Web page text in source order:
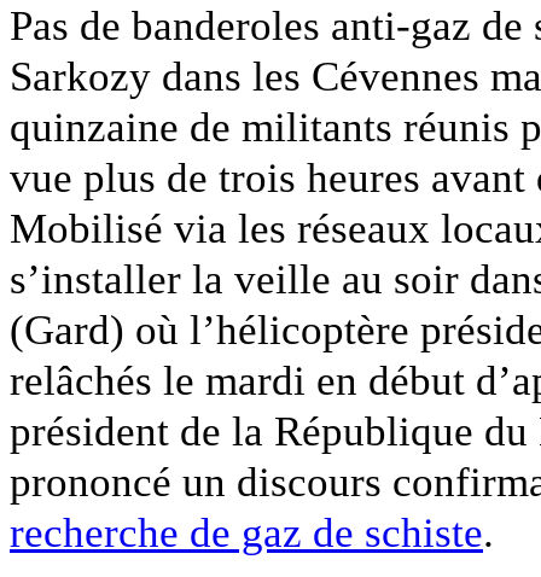
Pas de banderoles anti-gaz
Sarkozy dans les Cévennes
quinzaine de militants réunis
vue plus de trois heures
Mobilisé via les réseaux
s’installer la veille au soir
(Gard) où l’hélicoptère
relâchés le mardi en début
président de la République
prononcé un discours
recherche de gaz de schiste.